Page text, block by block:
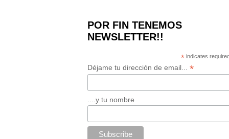
POR FIN TENEMOS
NEWSLETTER!!
* indicates
Déjame tu dirección de email... *
....y tu nombre